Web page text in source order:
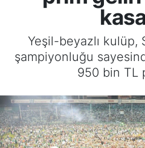
Yeşil-beyazlı kulüp,
şampiyonluğu
950 bin TL
Genel
Tüm Manşetler
Son Dakika Haberleri
Haber Arşivi